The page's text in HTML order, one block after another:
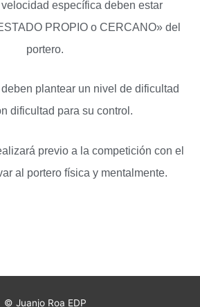
específica deben estar
PROPIO o CERCANO» del
portero.
plantear un nivel de dificultad
dificultad para su control.
previo a la competición con el
al portero física y mentalmente.
© Juanjo Roa EDP